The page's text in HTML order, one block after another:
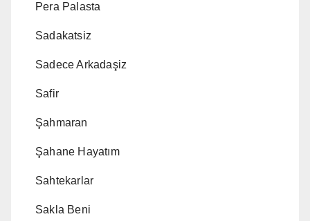
Pera Palasta
Sadakatsiz
Sadece Arkadaşiz
Safir
Şahmaran
Şahane Hayatım
Sahtekarlar
Sakla Beni